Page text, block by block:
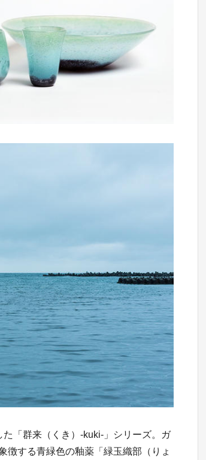
た「群来（くき）-kuki-」シリーズ。ガ
徴する青緑色の釉薬「緑玉織部（りょ